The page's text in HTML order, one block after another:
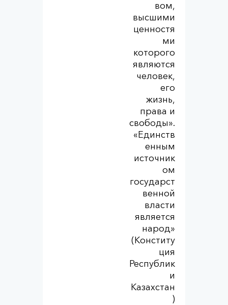
вом,
высшими
ценностя
ми
которого
являются
человек,
его
жизнь,
права и
свободы».
«Единств
енным
источник
ом
государст
венной
власти
является
народ»
(Конститу
ция
Республик
и
Казахстан
)